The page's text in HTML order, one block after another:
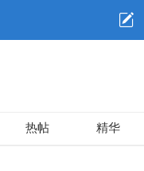
热帖 精华